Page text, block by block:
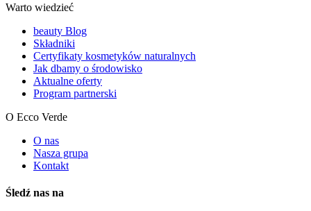
Warto wiedzieć
beauty Blog
Składniki
Certyfikaty kosmetyków naturalnych
Jak dbamy o środowisko
Aktualne oferty
Program partnerski
O Ecco Verde
O nas
Nasza grupa
Kontakt
Śledź nas na